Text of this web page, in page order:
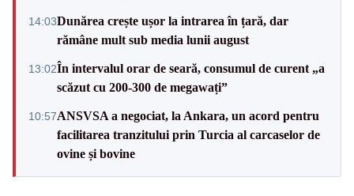
14:03Dunărea crește ușor la intrarea în țară, dar
rămâne mult sub media lunii august
13:02În intervalul orar de seară, consumul de curent „a
scăzut cu 200-300 de megawați”
10:57ANSVSA a negociat, la Ankara, un acord pentru
facilitarea tranzitului prin Turcia al carcaselor de
ovine și bovine